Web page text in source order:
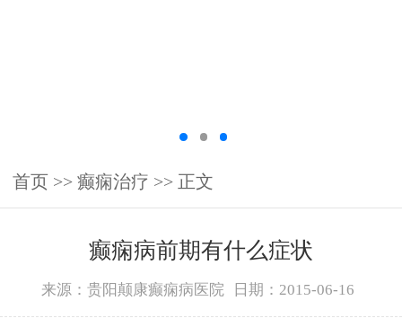
首页 >> 癫痫治疗 >> 正文
癫痫病前期有什么症状
来源：贵阳颠康癫痫病医院 日期：2015-06-16